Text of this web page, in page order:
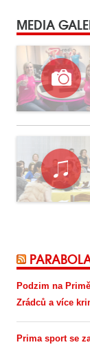
MEDIA
Podzim na
Zrádců a více
Prima sport se